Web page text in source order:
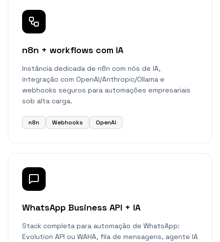
n8n + workflows com IA
Instância dedicada de n8n com nós de IA,
integração com OpenAI/Anthropic/Ollama e
webhooks seguros para automações empresariais
sob alta carga.
n8n Webhooks OpenAI
WhatsApp Business API + IA
Stack completa para automação de WhatsApp:
Evolution API ou WAHA, fila de mensagens, agente IA